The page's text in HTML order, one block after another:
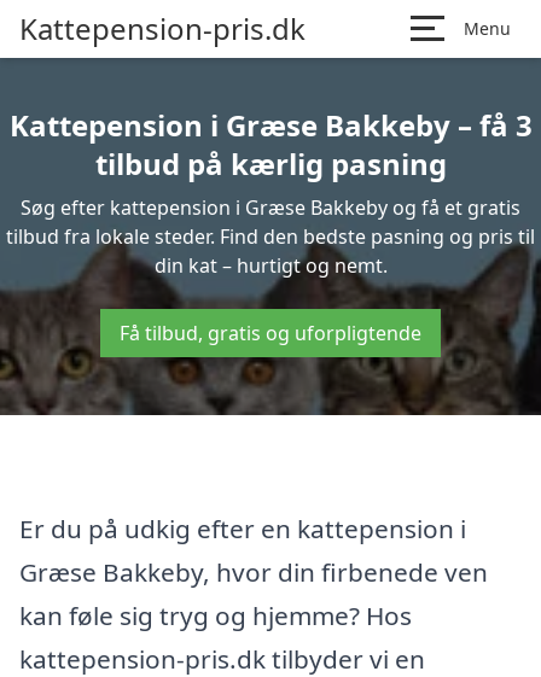
Kattepension-pris.dk Menu
Kattepension i Græse Bakkeby – få 3
tilbud på kærlig pasning
Søg efter kattepension i Græse Bakkeby og få et gratis
tilbud fra lokale steder. Find den bedste pasning og pris til
din kat – hurtigt og nemt.
Få tilbud, gratis og uforpligtende
Er du på udkig efter en kattepension i
Græse Bakkeby, hvor din firbenede ven
kan føle sig tryg og hjemme? Hos
kattepension-pris.dk tilbyder vi en